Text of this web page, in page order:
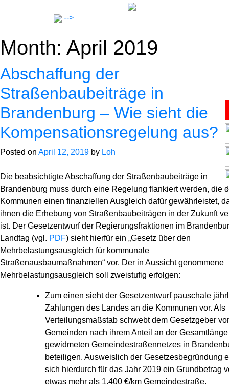
-->
Lawyers
Expertise
Career
Month: April 2019
Abschaffung der
Straßenbaubeiträge in
Brandenburg – Wie sieht die
Kompensationsregelung aus?
Posted on April 12, 2019 by Loh
Die beabsichtigte Abschaffung der Straßenbaubeiträge in
Brandenburg muss durch eine Regelung flankiert werden, die
Kommunen einen finanziellen Ausgleich dafür gewährleistet,
ihnen die Erhebung von Straßenbaubeiträgen in der Zukunft
ist. Der Gesetzentwurf der Regierungsfraktionen im
Landtag (vgl. PDF) sieht hierfür ein „Gesetz über den
Mehrbelastungsausgleich für kommunale
Straßenausbaumaßnahmen“ vor. Der in Aussicht genommene
Mehrbelastungsausgleich soll zweistufig erfolgen:
Zum einen sieht der Gesetzentwurf pauschale
Zahlungen des Landes an die Kommunen vor. Als
Verteilungsmaßstab schwebt dem Gesetzgeber
Gemeinden nach ihrem Anteil an der
gewidmeten Gemeindestraßennetzes in
beteiligen. Ausweislich der Gesetzesbegründung
sich hierdurch für das Jahr 2019 ein Grundbetrag
etwas mehr als 1.400 €/km Gemeindestraße.